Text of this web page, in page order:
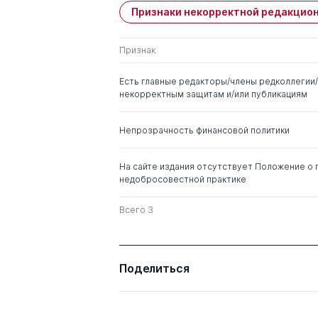
Имя Степень
Порфирьев Борис
Николаевич
Окрепилов Владимир
Валентинович
Карлик Александр
Евсеевич
д. э.н.
Максимцев Игорь
Анатольевич
д. э.н.
Аносова Людмила
Александровна
Признаки некорректной
Признак
Есть главные редакторы/члены
некорректным защитам и/или публикациям
Непрозрачность финансовой политики
На сайте издания отсутствует Положение о
недобросовестной практике
Всего 3
Поделиться